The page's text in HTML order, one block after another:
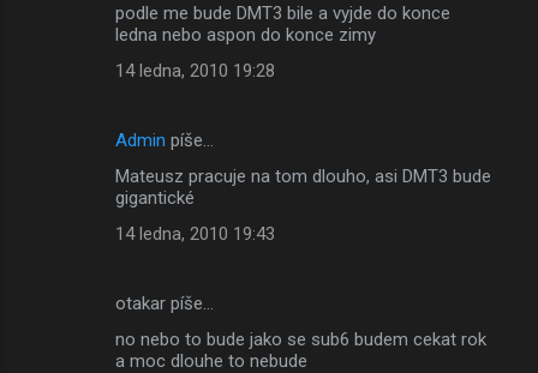
podle me bude DMT3 bile a vyjde do konce
ledna nebo aspon do konce zimy
14 ledna, 2010 19:28
Admin píše…
Mateusz pracuje na tom dlouho, asi DMT3 bude
gigantické
14 ledna, 2010 19:43
otakar píše…
no nebo to bude jako se sub6 budem cekat rok
a moc dlouhe to nebude